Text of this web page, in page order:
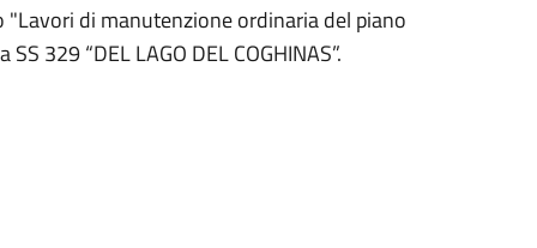
di manutenzione ordinaria del piano
329 “DEL LAGO DEL COGHINAS”.